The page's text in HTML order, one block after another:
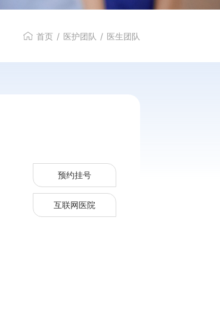
首页 / 医护团队 / 医生团队
预约挂号
互联网医院